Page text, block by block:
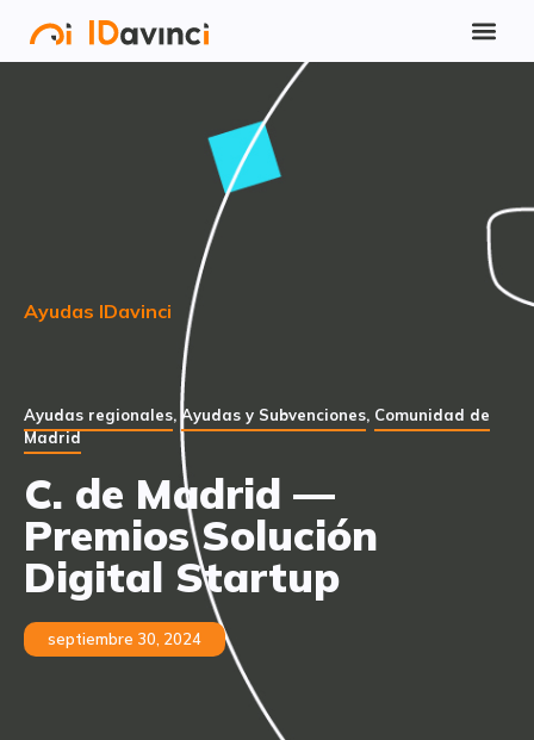
Ayudas IDavinci
Ayudas regionales, Ayudas y Subvenciones, Comunidad de
Madrid
C. de Madrid —
Premios Solución
Digital Startup
septiembre 30, 2024